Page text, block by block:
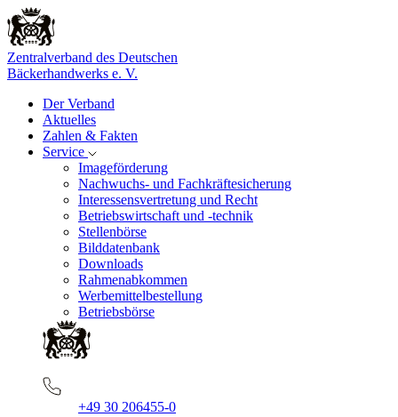
Zentralverband des Deutschen
Bäckerhandwerks e. V.
Der Verband
Aktuelles
Zahlen & Fakten
Service
Imageförderung
Nachwuchs- und Fachkräftesicherung
Interessensvertretung und Recht
Betriebswirtschaft und -technik
Stellenbörse
Bilddatenbank
Downloads
Rahmenabkommen
Werbemittelbestellung
Betriebsbörse
+49 30 206455-0